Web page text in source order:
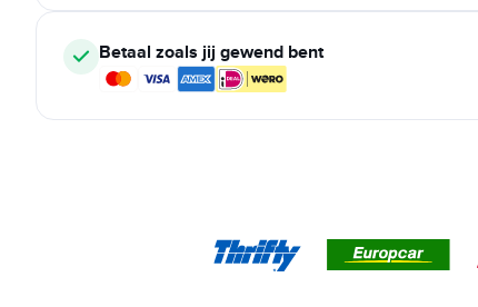
Betaal zoals jij gewend bent